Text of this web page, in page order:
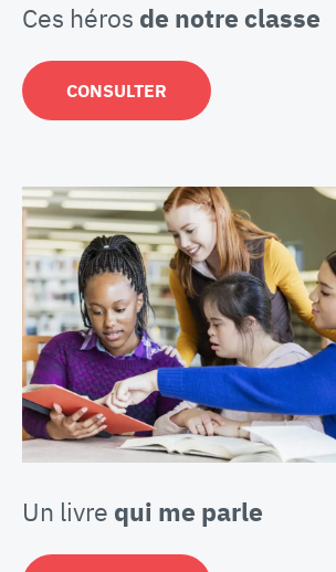
Ces héros de notre classe
CONSULTER
Un livre qui me parle